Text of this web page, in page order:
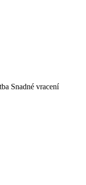
Snadné vracení